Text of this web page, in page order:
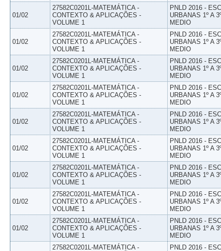
01/02
27582C0201L-MATEMÁTICA -
CONTEXTO & APLICAÇÕES -
VOLUME 1
PNLD 2016 -
URBANAS 1º A
MEDIO
01/02
27582C0201L-MATEMÁTICA -
CONTEXTO & APLICAÇÕES -
VOLUME 1
PNLD 2016 -
URBANAS 1º A
MEDIO
01/02
27582C0201L-MATEMÁTICA -
CONTEXTO & APLICAÇÕES -
VOLUME 1
PNLD 2016 -
URBANAS 1º A
MEDIO
01/02
27582C0201L-MATEMÁTICA -
CONTEXTO & APLICAÇÕES -
VOLUME 1
PNLD 2016 -
URBANAS 1º A
MEDIO
01/02
27582C0201L-MATEMÁTICA -
CONTEXTO & APLICAÇÕES -
VOLUME 1
PNLD 2016 -
URBANAS 1º A
MEDIO
01/02
27582C0201L-MATEMÁTICA -
CONTEXTO & APLICAÇÕES -
VOLUME 1
PNLD 2016 -
URBANAS 1º A
MEDIO
01/02
27582C0201L-MATEMÁTICA -
CONTEXTO & APLICAÇÕES -
VOLUME 1
PNLD 2016 -
URBANAS 1º A
MEDIO
01/02
27582C0201L-MATEMÁTICA -
CONTEXTO & APLICAÇÕES -
VOLUME 1
PNLD 2016 -
URBANAS 1º A
MEDIO
01/02
27582C0201L-MATEMÁTICA -
CONTEXTO & APLICAÇÕES -
VOLUME 1
PNLD 2016 -
URBANAS 1º A
MEDIO
27582C0201L-MATEMÁTICA -
PNLD 2016 -